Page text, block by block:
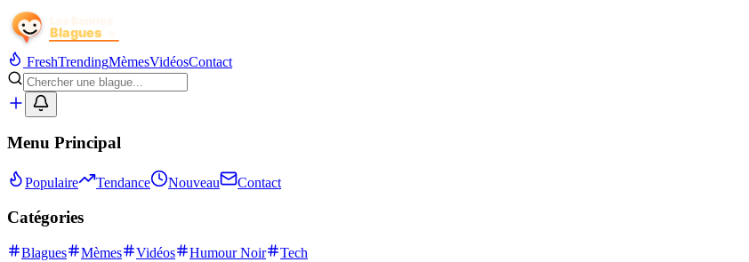
FreshTrendingMèmesVidéosContact
Menu Principal
Populaire Tendance Nouveau Contact
Catégories
Blagues Mèmes Vidéos Humour Noir
Tech